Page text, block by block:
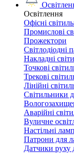
Освітлення
Офісні
Промислові
Прожектори
Світлодіодні
Накладні
Точкові
Трекові
Лінійні
Світильники
Аварійні
Вуличне
Настільні
Патрони для
Датчики руху